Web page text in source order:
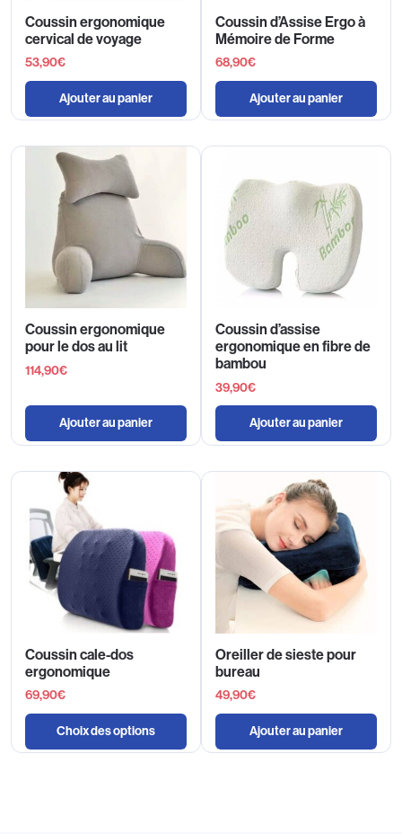
Coussin ergonomique
cervical de voyage
53,90€
Ajouter au panier
Coussin d’Assise Ergo à
Mémoire de Forme
68,90€
Ajouter au panier
Coussin ergonomique
pour le dos au lit
114,90€
Ajouter au panier
Coussin d’assise
ergonomique en fibre de
bambou
39,90€
Ajouter au panier
Coussin cale-dos
ergonomique
69,90€
Choix des options
Oreiller de sieste pour
bureau
49,90€
Ajouter au panier